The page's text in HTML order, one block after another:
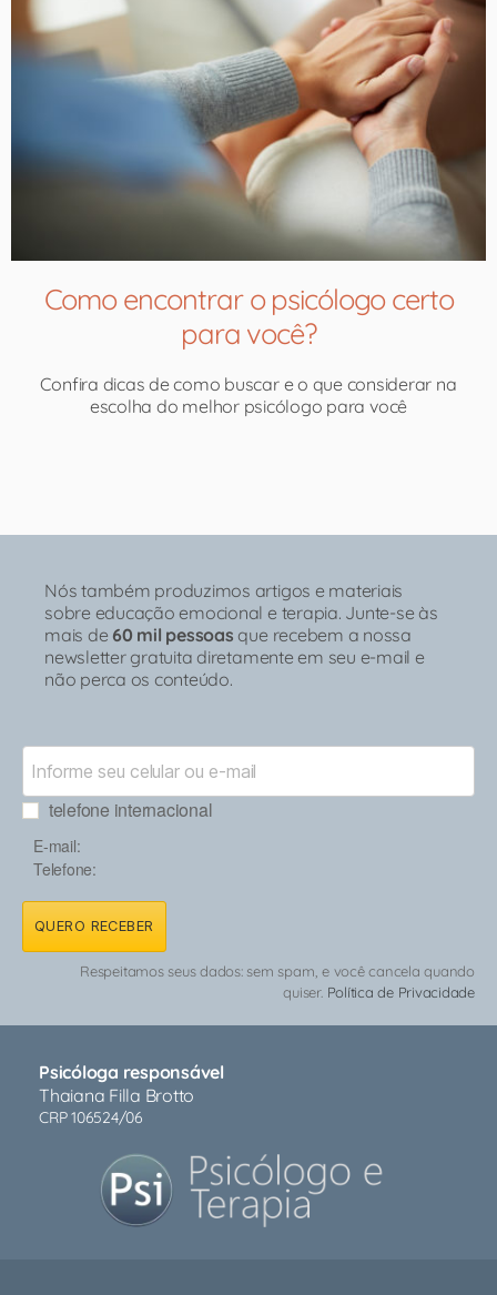
Como encontrar o psicólogo certo
para você?
Confira dicas de como buscar e o que considerar na
escolha do melhor psicólogo para você
Nós também produzimos artigos e materiais
sobre educação emocional e terapia. Junte-se às
mais de 60 mil pessoas que recebem a nossa
newsletter gratuita diretamente em seu e-mail e
não perca os conteúdo.
telefone internacional
E-mail:
Telefone:
QUERO RECEBER
Respeitamos seus dados: sem spam, e você cancela quando
quiser. Política de Privacidade
Psicóloga responsável
Thaiana Filla Brotto
CRP 106524/06